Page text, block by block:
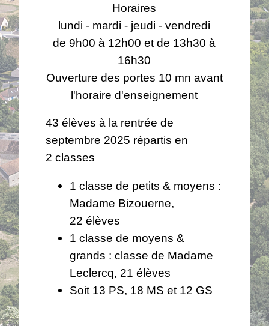
Horaires
lundi - mardi - jeudi - vendredi
de 9h00 à 12h00 et de 13h30 à
16h30
Ouverture des portes 10 mn avant
l'horaire d'enseignement
43 élèves à la rentrée de
septembre 2025 répartis en
2 classes
1 classe de petits & moyens :
Madame Bizouerne,
22 élèves
1 classe de moyens &
grands : classe de Madame
Leclercq, 21 élèves
Soit 13 PS, 18 MS et 12 GS